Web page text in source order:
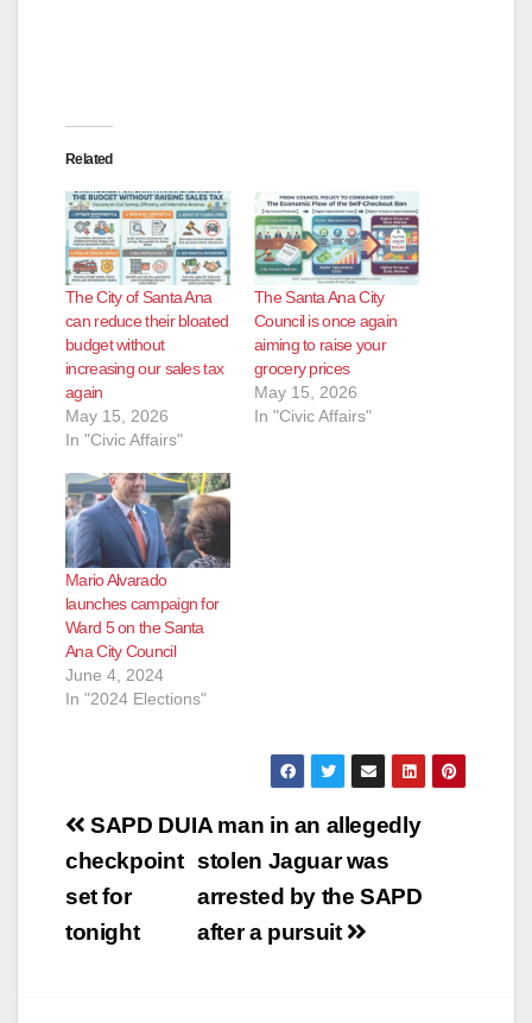
Related
The City of Santa Ana
can reduce their bloated
budget without
increasing our sales tax
again
May 15, 2026
In "Civic Affairs"
The Santa Ana City
Council is once again
aiming to raise your
grocery prices
May 15, 2026
In "Civic Affairs"
Mario Alvarado
launches campaign for
Ward 5 on the Santa
Ana City Council
June 4, 2024
In "2024 Elections"
Post
navigation
A man in an allegedly
stolen Jaguar was
arrested by the SAPD
after a pursuit
SAPD DUI
checkpoint
set for
tonight